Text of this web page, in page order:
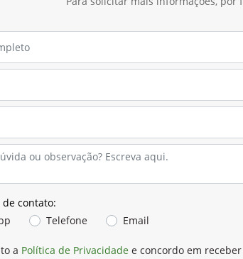
contato:
Telefone Email
a Política de Privacidade e concordo em